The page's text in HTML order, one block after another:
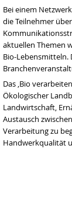
Bei einem
die Teilnehmer
aktuellen Themen
Bio-Lebensmitteln.
Das ‚Bio
Ökologischer
Landwirtschaft,
Austausch
Verarbeitung zu
Handwerkqualität